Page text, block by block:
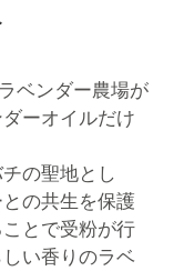
ベンダー農場が
ーオイルだけ
の聖地とし
の共生を保護
とで受粉が行
い香りのラベ